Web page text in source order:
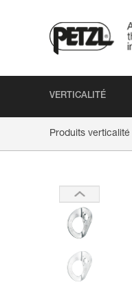
VERTICALITÉ
Produits verticalité